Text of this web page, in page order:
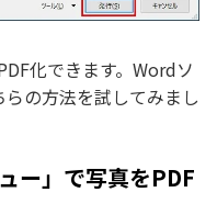
化できます。Wordソ
の方法を試してみまし
ー」で写真をPDF